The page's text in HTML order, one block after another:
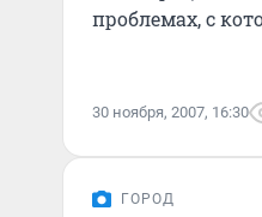
проблемах, с
30 ноября, 2007, 16:30
ГОРОД